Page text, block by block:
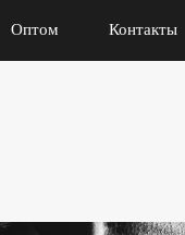
Оптом Контакты